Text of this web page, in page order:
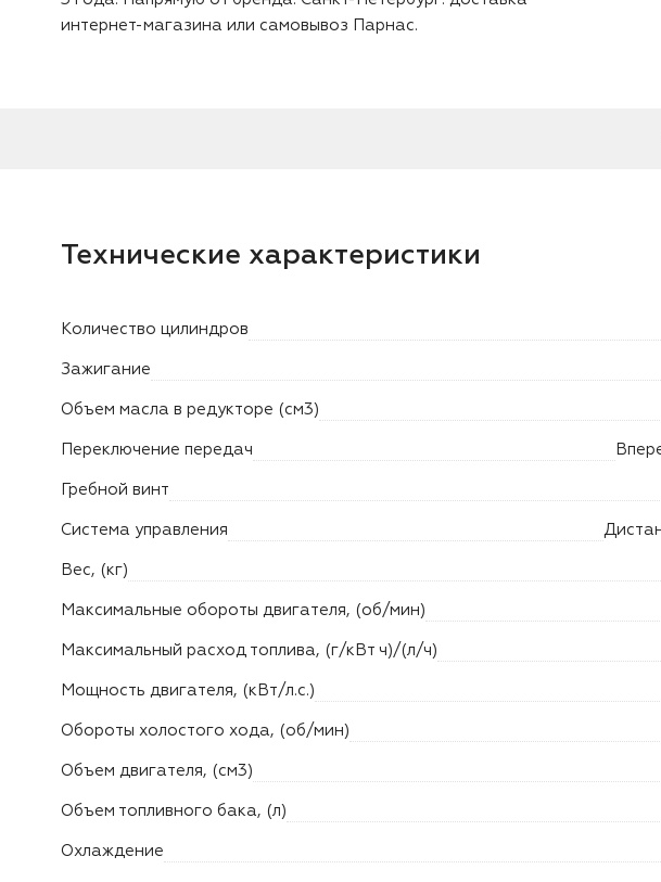
интернет-магазина или самовывоз Парнас.
Технические характеристики
Количество цилиндров
Зажигание
Объем масла в редукторе (см3)
Переключение передач
Гребной винт
Система управления
Вес, (кг)
Максимальные обороты двигателя, (об/мин)
Максимальный расход топлива, (г/кВт ч)/(л/ч)
Мощность двигателя, (кВт/л.с.)
Обороты холостого хода, (об/мин)
Объем двигателя, (см3)
Объем топливного бака, (л)
Охлаждение